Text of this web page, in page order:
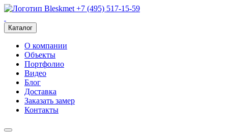
+7 (495) 517-15-59
Каталог
О компании
Объекты
Портфолио
Видео
Блог
Доставка
Заказать замер
Контакты